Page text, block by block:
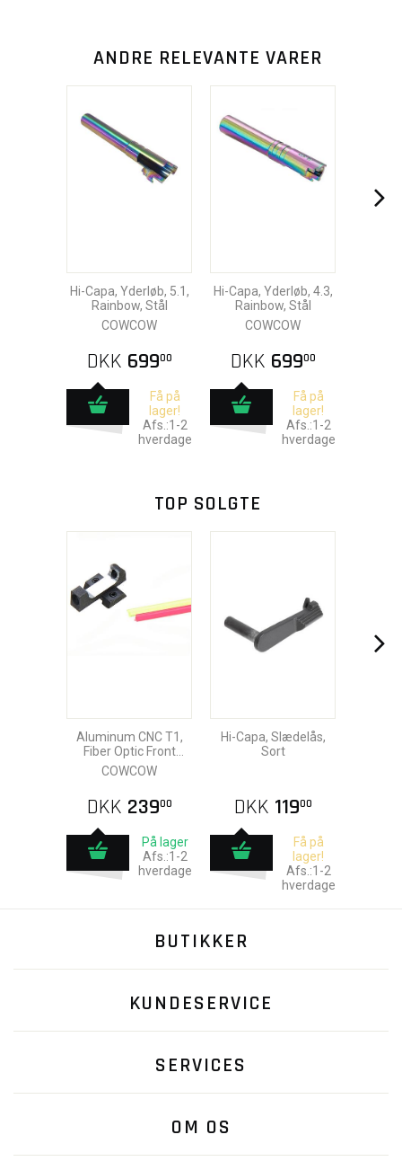
ANDRE RELEVANTE VARER
Hi-Capa, Yderløb, 5.1,
Rainbow, Stål
COWCOW
DKK 69900
Få på
lager!
Afs.:1-2
hverdage
Hi-Capa, Yderløb, 4.3,
Rainbow, Stål
COWCOW
DKK 69900
Få på
lager!
Afs.:1-2
hverdage
TOP SOLGTE
Aluminum CNC T1,
Fiber Optic Front
Sigte, Tokyo Marui Hi-
Capa
COWCOW
DKK 23900
På lager
Afs.:1-2
hverdage
Hi-Capa, Slædelås,
Sort
DKK 11900
Få på
lager!
Afs.:1-2
hverdage
BUTIKKER
KUNDESERVICE
SERVICES
OM OS